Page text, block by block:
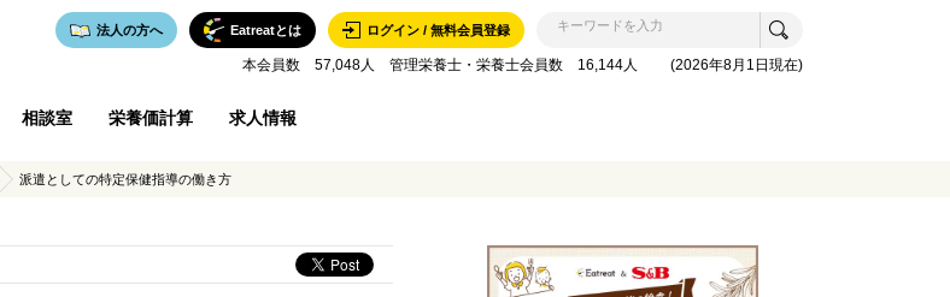
ログイン / 無料会員登録
Eatreatとは
法人の方へ
本会員数 57,048人 管理栄養士・栄養士会員数 16,144人 (2026年8月1日現在)
相談室 栄養価計算 求人情報
派遣としての特定保健指導の働き方